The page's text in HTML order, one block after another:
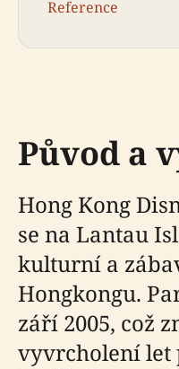
Reference
Původ a
Hong Kong
se na Lantau
kulturní a
Hongkongu.
září 2005, což
vyvrcholení let